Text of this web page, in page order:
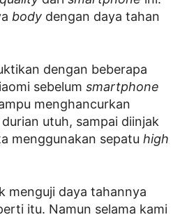
body dengan daya tahan
dengan beberapa
sebelum smartphone
menghancurkan
utuh, sampai diinjak
menggunakan sepatu high
menguji daya tahannya
itu. Namun selama kami